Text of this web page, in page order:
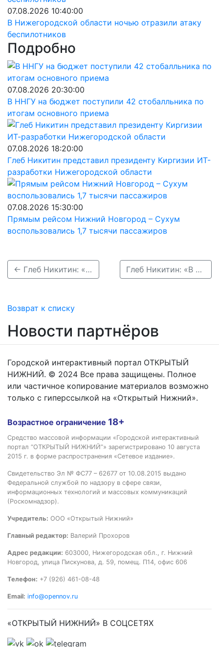
07.08.2026 10:40:00
В Нижегородской области ночью отразили атаку
беспилотников
Подробно
07.08.2026 20:30:00
В ННГУ на бюджет поступили 42 стобалльника по
итогам основного приема
07.08.2026 18:20:00
Глеб Никитин представил президенту Киргизии ИТ-
разработки Нижегородской области
07.08.2026 15:30:00
Прямым рейсом Нижний Новгород – Сухум
воспользовались 1,7 тысячи пассажиров
← Глеб Никитин: «Почти 200 миллионов получили нижегородцы из Фонда содействия инновациям» Глеб Никитин: «В бюджете региона удалось предусмотреть средства на участие в реализации национальных проектов» →
Возврат к списку
Новости партнёров
Городской интерактивный портал ОТКРЫТЫЙ
НИЖНИЙ. © 2024 Все права защищены. Полное
или частичное копирование материалов возможно
только с гиперссылкой на «Открытый Нижний».
Возрастное ограничение 18+
Средство массовой информации «Городской интерактивный
портал “ОТКРЫТЫЙ НИЖНИЙ”» зарегистрировано 10 августа
2015 г. в форме распространения «Сетевое издание».
Свидетельство Эл № ФС77 – 62677 от 10.08.2015 выдано
Федеральной службой по надзору в сфере связи,
информационных технологий и массовых коммуникаций
(Роскомнадзор).
Учредитель: ООО «Открытый Нижний»
Главный редактор: Валерий Прохоров
Адрес редакции: 603000, Нижегородская обл., г. Нижний
Новгород, улица Пискунова, д. 59, помещ. П14, офис 606
Телефон: +7 (926) 461-08-48
Email: info@opennov.ru
«ОТКРЫТЫЙ НИЖНИЙ» В СОЦСЕТЯХ